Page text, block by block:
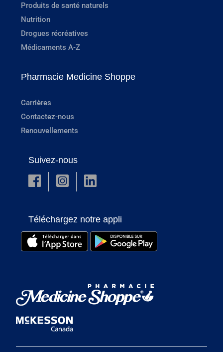
Produits de santé naturels
Nutrition
Drogues récréatives
Médicaments A-Z
Pharmacie Medicine Shoppe
Carrières
Contactez-nous
Renouvellements
Suivez-nous
Téléchargez notre appli